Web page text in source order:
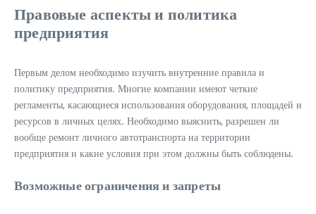
Правовые аспекты и политика
предприятия
Первым делом необходимо изучить внутренние правила и
политику предприятия. Многие компании имеют четкие
регламенты, касающиеся использования оборудования, площадей и
ресурсов в личных целях. Необходимо выяснить, разрешен ли
вообще ремонт личного автотранспорта на территории
предприятия и какие условия при этом должны быть соблюдены.
Возможные ограничения и запреты